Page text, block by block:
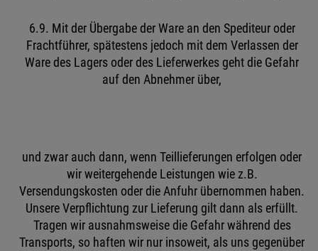
6.9. Mit der Übergabe der Ware an den Spediteur oder
Frachtführer, spätestens jedoch mit dem Verlassen der
Ware des Lagers oder des Lieferwerkes geht die Gefahr
auf den Abnehmer über,
und zwar auch dann, wenn Teillieferungen erfolgen oder
wir weitergehende Leistungen wie z.B.
Versendungskosten oder die Anfuhr übernommen haben.
Unsere Verpflichtung zur Lieferung gilt dann als erfüllt.
Tragen wir ausnahmsweise die Gefahr während des
Transports, so haften wir nur insoweit, als uns gegenüber